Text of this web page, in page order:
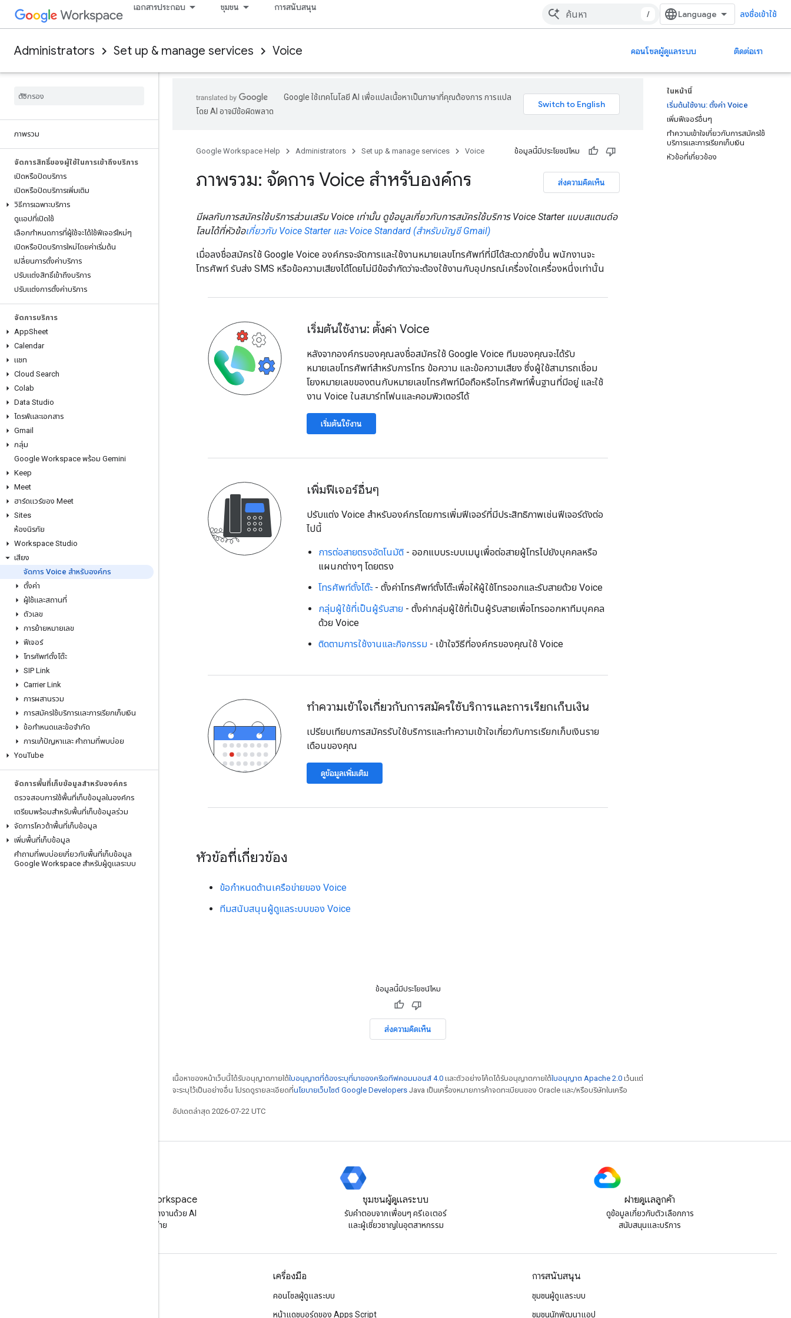
เอกสารประกอบ ชุมชน การสนับสนุน
/ ลงชื่อเข้าใช้
Administrators Set up & manage services Voice คอนโซลผู้ดูแลระบบ ติดต่อเรา
ภาพรวม
จัดการสิทธิ์ของผู้ใช้ในการเข้าถึงบริการ
เปิดหรือปิดบริการ
เปิดหรือปิดบริการเพิ่มเติม
วิธีการเฉพาะบริการ
ดูแอปที่เปิดใช้
เลือกกำหนดการที่ผู้ใช้จะได้ใช้ฟีเจอร์ใหม่ๆ
เปิดหรือปิดบริการใหม่โดยค่าเริ่มต้น
เปลี่ยนการตั้งค่าบริการ
ปรับแต่งสิทธิ์เข้าถึงบริการ
ปรับแต่งการตั้งค่าบริการ
จัดการบริการ
AppSheet
Calendar
แชท
Cloud Search
Colab
Data Studio
ไดรฟ์และเอกสาร
Gmail
กลุ่ม
Google Workspace พร้อม Gemini
Keep
Meet
ฮาร์ดแวร์ของ Meet
Sites
ห้องนิรภัย
Workspace Studio
เสียง
จัดการ Voice สำหรับองค์กร
ตั้งค่า
ผู้ใช้และสถานที่
ตัวเลข
การย้ายหมายเลข
ฟีเจอร์
โทรศัพท์ตั้งโต๊ะ
SIP Link
Carrier Link
การผสานรวม
การสมัครใช้บริการและการเรียกเก็บเงิน
ข้อกำหนดและข้อจำกัด
การแก้ปัญหาและ คำถามที่พบบ่อย
YouTube
จัดการพื้นที่เก็บข้อมูลสำหรับองค์กร
ตรวจสอบการใช้พื้นที่เก็บข้อมูลในองค์กร
เตรียมพร้อมสำหรับพื้นที่เก็บข้อมูลร่วม
จัดการโควต้าพื้นที่เก็บข้อมูล
เพิ่มพื้นที่เก็บข้อมูล
คำถามที่พบบ่อยเกี่ยวกับพื้นที่เก็บข้อมูล
Google Workspace สำหรับผู้ดูแลระบบ
ในหน้านี้
เริ่มต้นใช้งาน: ตั้งค่า Voice
เพิ่มฟีเจอร์อื่นๆ
ทำความเข้าใจเกี่ยวกับการสมัครใช้
บริการและการเรียกเก็บเงิน
หัวข้อที่เกี่ยวข้อง
Google ใช้เทคโนโลยี AI เพื่อแปลเนื้อหาเป็นภาษาที่คุณต้องการ การแปล
โดย AI อาจมีข้อผิดพลาด
Google Workspace Help Administrators Set up & manage services Voice ข้อมูลนี้มีประโยชน์ไหม
ส่งความคิดเห็น
ภาพรวม: จัดการ Voice สำหรับองค์กร
มีผลกับการสมัครใช้บริการส่วนเสริม Voice เท่านั้น ดูข้อมูลเกี่ยวกับการสมัครใช้บริการ Voice Starter แบบสแตนด์อ
โลนได้ที่หัวข้อเกี่ยวกับ Voice Starter และ Voice Standard (สำหรับบัญชี Gmail)
เมื่อลงชื่อสมัครใช้ Google Voice องค์กรจะจัดการและใช้งานหมายเลขโทรศัพท์ที่มีได้สะดวกยิ่งขึ้น พนักงานจะ
โทรศัพท์ รับส่ง SMS หรือข้อความเสียงได้โดยไม่มีข้อจำกัดว่าจะต้องใช้งานกับอุปกรณ์เครื่องใดเครื่องหนึ่งเท่านั้น
เริ่มต้นใช้งาน: ตั้งค่า Voice
หลังจากองค์กรของคุณลงชื่อสมัครใช้ Google Voice ทีมของคุณจะได้รับ
หมายเลขโทรศัพท์สำหรับการโทร ข้อความ และข้อความเสียง ซึ่งผู้ใช้สามารถเชื่อม
โยงหมายเลขของตนกับหมายเลขโทรศัพท์มือถือหรือโทรศัพท์พื้นฐานที่มีอยู่ และใช้
งาน Voice ในสมาร์ทโฟนและคอมพิวเตอร์ได้
เริ่มต้นใช้งาน
เพิ่มฟีเจอร์อื่นๆ
ปรับแต่ง Voice สำหรับองค์กรโดยการเพิ่มฟีเจอร์ที่มีประสิทธิภาพเช่นฟีเจอร์ดังต่อ
ไปนี้
การต่อสายตรงอัตโนมัติ - ออกแบบระบบเมนูเพื่อต่อสายผู้โทรไปยังบุคคลหรือ
แผนกต่างๆ โดยตรง
โทรศัพท์ตั้งโต๊ะ- ตั้งค่าโทรศัพท์ตั้งโต๊ะเพื่อให้ผู้ใช้โทรออกและรับสายด้วย Voice
กลุ่มผู้ใช้ที่เป็นผู้รับสาย - ตั้งค่ากลุ่มผู้ใช้ที่เป็นผู้รับสายเพื่อโทรออกหาทีมบุคคล
ด้วย Voice
ติดตามการใช้งานและกิจกรรม - เข้าใจวิธีที่องค์กรของคุณใช้ Voice
ทำความเข้าใจเกี่ยวกับการสมัครใช้บริการและการเรียกเก็บเงิน
เปรียบเทียบการสมัครรับใช้บริการและทำความเข้าใจเกี่ยวกับการเรียกเก็บเงินราย
เดือนของคุณ
ดูข้อมูลเพิ่มเติม
หัวข้อที่เกี่ยวข้อง
ข้อกำหนดด้านเครือข่ายของ Voice
ทีมสนับสนุนผู้ดูแลระบบของ Voice
ข้อมูลนี้มีประโยชน์ไหม
ส่งความคิดเห็น
เนื้อหาของหน้าเว็บนี้ได้รับอนุญาตภายใต้ใบอนุญาตที่ต้องระบุที่มาของครีเอทีฟคอมมอนส์ 4.0 และตัวอย่างโค้ดได้รับอนุญาตภายใต้ใบอนุญาต Apache 2.0 เว้นแต่
จะระบุไว้เป็นอย่างอื่น โปรดดูรายละเอียดที่นโยบายเว็บไซต์ Google Developers Java เป็นเครื่องหมายการค้าจดทะเบียนของ Oracle และ/หรือบริษัทในเครือ
อัปเดตล่าสุด 2026-07-22 UTC
ลองใช้ Google Workspace
เพิ่มประสิทธิภาพการทำงานด้วย AI
โดยไม่มีค่าใช้จ่าย
ชุมชนผู้ดูแลระบบ
รับคําตอบจากเพื่อนๆ ครีเอเตอร์
และผู้เชี่ยวชาญในอุตสาหกรรม
ฝ่ายดูแลลูกค้า
ดูข้อมูลเกี่ยวกับตัวเลือกการ
สนับสนุนและบริการ
เครื่องมือ
คอนโซลผู้ดูแลระบบ
หน้าแดชบอร์ดของ Apps Script
การสนับสนุน
ชุมชนผู้ดูแลระบบ
ชุมชนนักพัฒนาแอป